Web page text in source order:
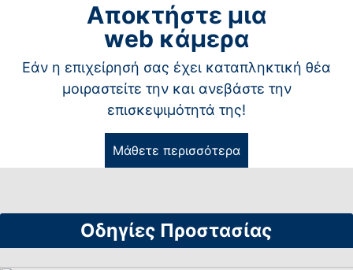
Αποκτήστε μια
web κάμερα
Εάν η επιχείρησή σας έχει καταπληκτική θέα
μοιραστείτε την και ανεβάστε την
επισκεψιμότητά της!
Μάθετε περισσότερα
Οδηγίες Προστασίας